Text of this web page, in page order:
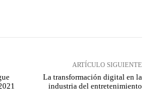
ARTÍCULO SIGUIENTE
La transformación digital en la
industria del entretenimiento